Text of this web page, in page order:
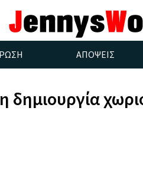
ΑΠΟΨΕΙΣ
δημιουργία